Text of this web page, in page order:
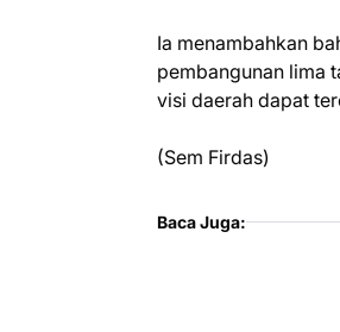
Ia menambahkan
pembangunan lima
visi daerah dapat
(Sem Firdas)
Baca Juga: